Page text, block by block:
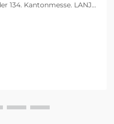
134. Kantonmesse. LANJI